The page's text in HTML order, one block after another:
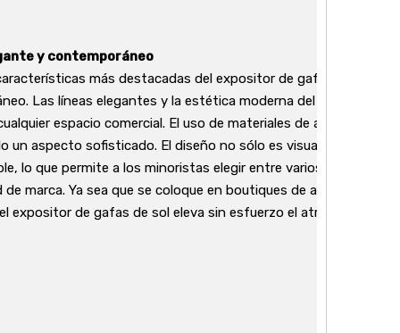
y contemporáneo
más destacadas del expositor de gafas de sol es
Las líneas elegantes y la estética moderna del stand lo
espacio comercial. El uso de materiales de alta calidad
un aspecto sofisticado. El diseño no sólo es visualmente
lo que permite a los minoristas elegir entre varios acabados
de marca. Ya sea que se coloque en boutiques de alta gama o
expositor de gafas de sol eleva sin esfuerzo el atractivo visual